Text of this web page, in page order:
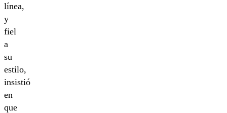
línea,
y
fiel
a
su
estilo,
insistió
en
que